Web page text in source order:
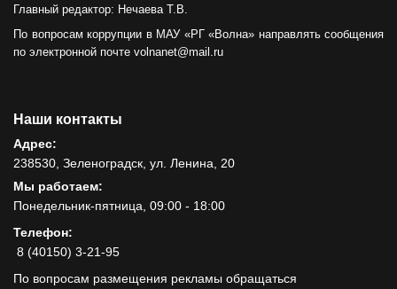
Главный редактор: Нечаева Т.В.
По вопросам коррупции в МАУ «РГ «Волна» направлять сообщения
по электронной почте volnanet@mail.ru
Наши контакты
Адрес:
238530, Зеленоградск, ул. Ленина, 20
Мы работаем:
Понедельник-пятница, 09:00 - 18:00
Телефон:
8 (40150) 3-21-95
По вопросам размещения рекламы обращаться